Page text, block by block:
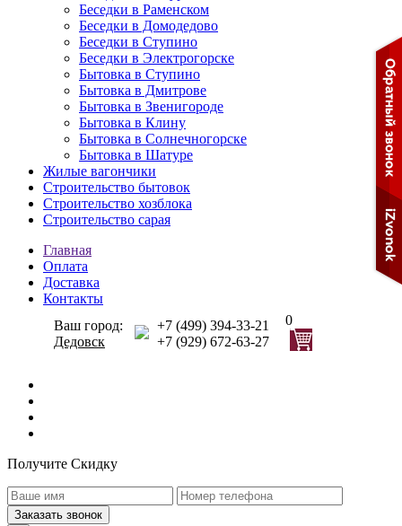
Беседки в Раменском
Беседки в Домодедово
Беседки в Ступино
Беседки в Электрогорске
Бытовка в Ступино
Бытовка в Дмитрове
Бытовка в Звенигороде
Бытовка в Клину
Бытовка в Солнечногорске
Бытовка в Шатуре
Жилые вагончики
Строительство бытовок
Строительство хозблока
Строительство сарая
Главная
Оплата
Доставка
Контакты
Ваш город:
Дедовск
+7 (499) 394-33-21
+7 (929) 672-63-27
0
Получите Скидку